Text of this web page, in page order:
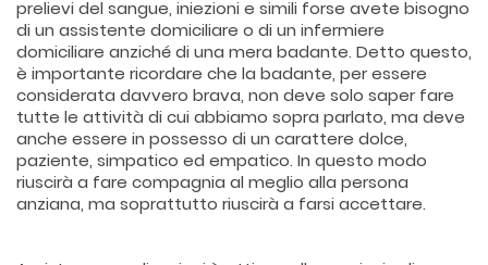
prelievi del sangue, iniezioni e simili forse avete bisogno
di un assistente domiciliare o di un infermiere
domiciliare anziché di una mera badante. Detto questo,
è importante ricordare che la badante, per essere
considerata davvero brava, non deve solo saper fare
tutte le attività di cui abbiamo sopra parlato, ma deve
anche essere in possesso di un carattere dolce,
paziente, simpatico ed empatico. In questo modo
riuscirà a fare compagnia al meglio alla persona
anziana, ma soprattutto riuscirà a farsi accettare.